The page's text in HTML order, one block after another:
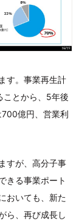
す。事業再生計
ことから、5年後
億円、営業利
すが、高分子事
きる事業ポート
おいても、新た
ら、再び成長し